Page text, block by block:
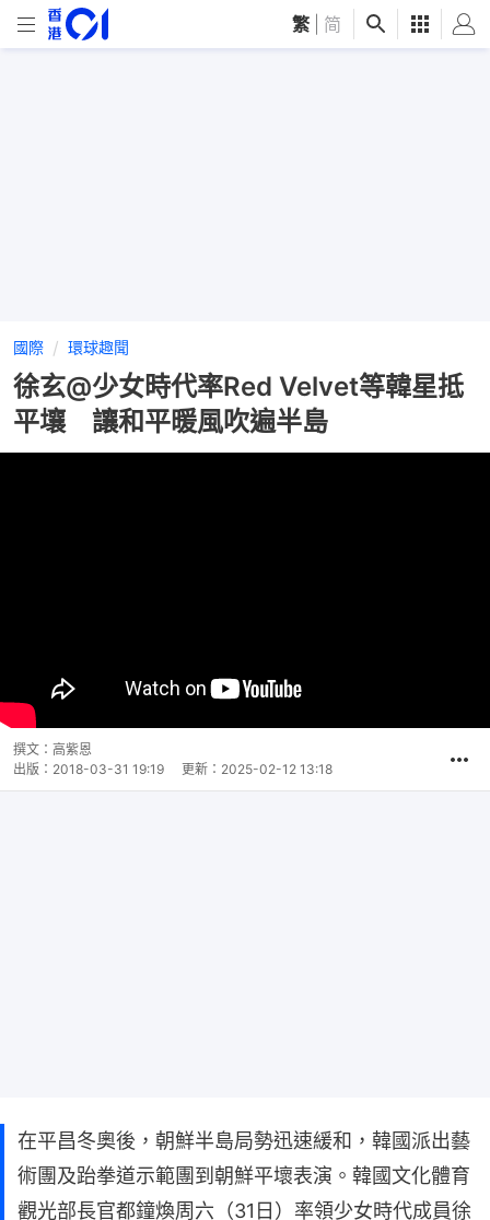
繁 简
國際 環球趣聞
徐玄@少女時代率Red Velvet等韓星抵
平壤 讓和平暖風吹遍半島
撰文： 高紫恩
出版： 2018-03-31 19:19 更新： 2025-02-12 13:18
在平昌冬奧後，朝鮮半島局勢迅速緩和，韓國派出藝
術團及跆拳道示範團到朝鮮平壞表演。韓國文化體育
觀光部長官都鐘煥周六（31日）率領少女時代成員徐